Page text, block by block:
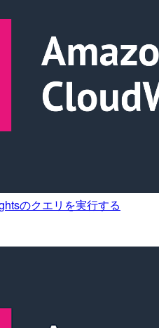
のクエリを実行する